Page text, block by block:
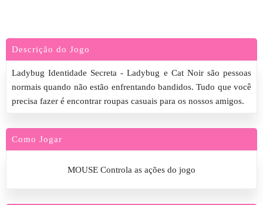
Descrição do Jogo
Ladybug Identidade Secreta - Ladybug e Cat Noir são pessoas
normais quando não estão enfrentando bandidos. Tudo que você
precisa fazer é encontrar roupas casuais para os nossos amigos.
Como Jogar
MOUSE Controla as ações do jogo